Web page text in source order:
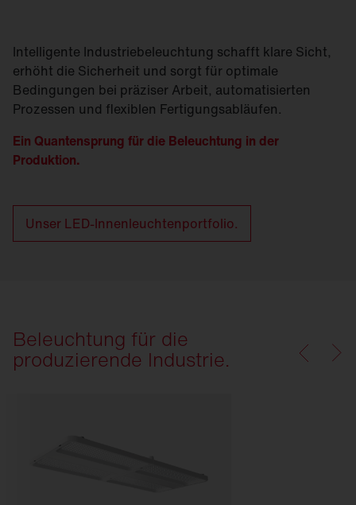
Intelligente Industriebeleuchtung schafft klare Sicht,
erhöht die Sicherheit und sorgt für optimale
Bedingungen bei präziser Arbeit, automatisierten
Prozessen und flexiblen Fertigungsabläufen.
Ein Quantensprung für die Beleuchtung in der
Produktion.
Unser LED-Innenleuchtenportfolio.
Beleuchtung für die
produzierende Industrie.